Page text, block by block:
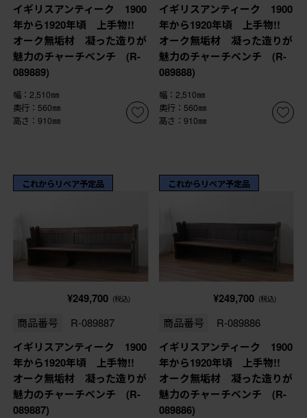
イギリスアンティーク 1900
年から1920年頃 上手物!!
オーク無垢材 凝った造りが
魅力のチャーチベンチ (R-
089889)
幅：2,510㎜
奥行：560㎜
高さ：910㎜
イギリスアンティーク 1900
年から1920年頃 上手物!!
オーク無垢材 凝った造りが
魅力のチャーチベンチ (R-
089888)
幅：2,510㎜
奥行：560㎜
高さ：910㎜
これからリペア予定品
¥249,700 (税込)
商品番号 R-089887
イギリスアンティーク 1900
年から1920年頃 上手物!!
オーク無垢材 凝った造りが
魅力のチャーチベンチ (R-
089887)
これからリペア予定品
¥249,700 (税込)
商品番号 R-089886
イギリスアンティーク 1900
年から1920年頃 上手物!!
オーク無垢材 凝った造りが
魅力のチャーチベンチ (R-
089886)